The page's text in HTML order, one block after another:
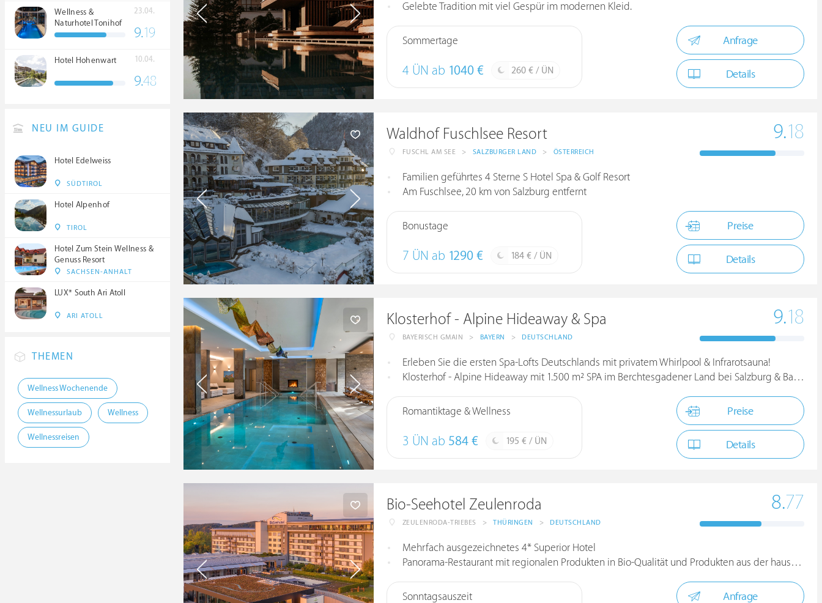
Gelebte Tradition mit viel Gespür im modernen Kleid.
Sommertage
4 ÜN ab 1040 € 260 € / ÜN
Anfrage
Details
Waldhof Fuschlsee Resort
FUSCHL AM SEE > SALZBURGER LAND > ÖSTERREICH
9.18
Familien geführtes 4 Sterne S Hotel Spa & Golf Resort
Am Fuschlsee, 20 km von Salzburg entfernt
Bonustage
7 ÜN ab 1290 € 184 € / ÜN
Preise
Details
Klosterhof - Alpine Hideaway & Spa
BAYERISCH GMAIN > BAYERN > DEUTSCHLAND
9.18
Erleben Sie die ersten Spa-Lofts Deutschlands mit privatem Whirlpool & Infrarotsauna!
Klosterhof - Alpine Hideaway mit 1.500 m² SPA im Berchtesgadener Land bei Salzburg & Bad Reichenhall
Romantiktage & Wellness
3 ÜN ab 584 € 195 € / ÜN
Preise
Details
Bio-Seehotel Zeulenroda
ZEULENRODA-TRIEBES > THÜRINGEN > DEUTSCHLAND
8.77
Mehrfach ausgezeichnetes 4* Superior Hotel
Panorama-Restaurant mit regionalen Produkten in Bio-Qualität und Produkten aus der hauseigenen Backs
Sonntagsauszeit Anfrage
Wellness &
Naturhotel Tonihof
****S
23.04.
9.19
Hotel Hohenwart 10.04.
9.48
NEU IM GUIDE
Hotel Edelweiss
SÜDTIROL
Hotel Alpenhof
TIROL
Hotel Zum Stein Wellness &
Genuss Resort
SACHSEN-ANHALT
LUX* South Ari Atoll
ARI ATOLL
THEMEN
Wellness Wochenende
Wellnessurlaub Wellness
Wellnessreisen